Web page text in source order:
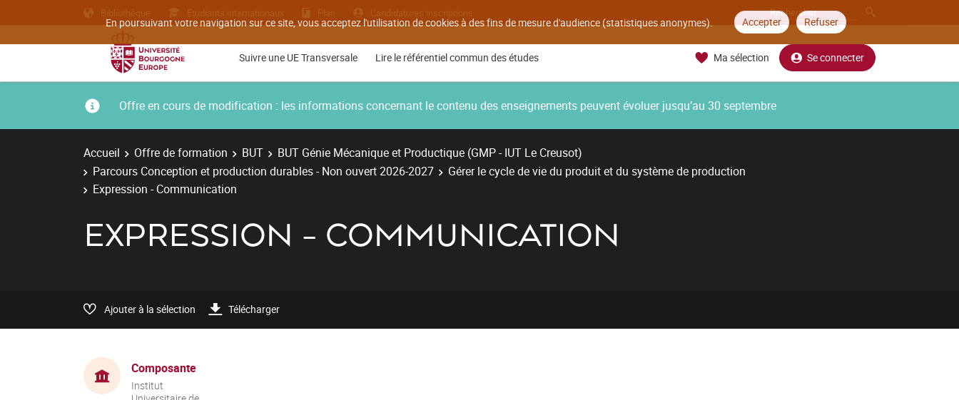
En poursuivant votre navigation sur ce site, vous acceptez l'utilisation de cookies à des fins de mesure d'audience (statistiques anonymes). Accepter Refuser
Bibliothèque Etudiants internationaux Plan Candidatures inscriptions
Suivre une UE Transversale Lire le référentiel commun des études Ma sélection Se connecter
Offre en cours de modification : les informations concernant le contenu des enseignements peuvent évoluer jusqu’au 30 septembre
Accueil Offre de formation BUT
BUT Génie Mécanique et Productique (GMP - IUT Le Creusot)
Parcours Conception et production durables - Non ouvert 2026-2027
Gérer le cycle de vie du produit et du système de production
Expression - Communication
EXPRESSION - COMMUNICATION
Ajouter à la sélection Télécharger
Composante
Institut